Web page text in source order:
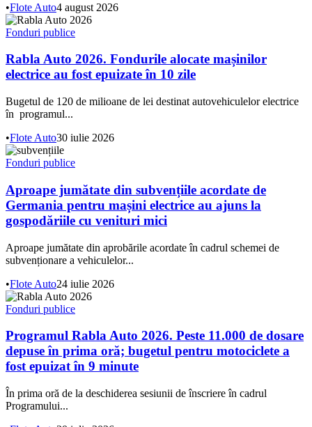
•Flote Auto4 august 2026
Fonduri publice
Rabla Auto 2026. Fondurile alocate mașinilor
electrice au fost epuizate în 10 zile
Bugetul de 120 de milioane de lei destinat autovehiculelor electrice
în programul...
•Flote Auto30 iulie 2026
Fonduri publice
Aproape jumătate din subvențiile acordate de
Germania pentru mașini electrice au ajuns la
gospodăriile cu venituri mici
Aproape jumătate din aprobările acordate în cadrul schemei de
subvenționare a vehiculelor...
•Flote Auto24 iulie 2026
Fonduri publice
Programul Rabla Auto 2026. Peste 11.000 de dosare
depuse în prima oră; bugetul pentru motociclete a
fost epuizat în 9 minute
În prima oră de la deschiderea sesiunii de înscriere în cadrul
Programului...